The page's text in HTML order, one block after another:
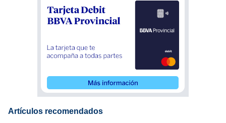
Artículos recomendados